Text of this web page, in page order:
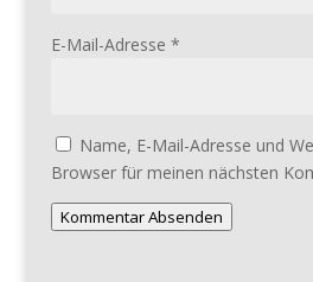
E-Mail-Adresse *
Name, E-Mail-Adresse und
Browser für meinen nächsten
Kommentar Absenden